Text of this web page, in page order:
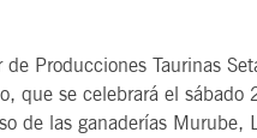
Producciones Taurinas
que se celebrará el
de las ganaderías Murube,